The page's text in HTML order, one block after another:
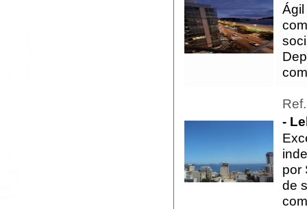
Ágil
-
por
de